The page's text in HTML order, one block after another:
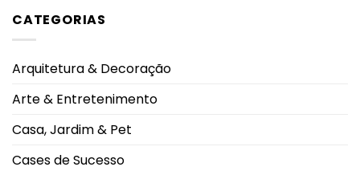
no
Destaque
By
Me
loja
Vinhedos
nova
da
marca
CATEGORIAS
Arquitetura & Decoração
Arte & Entretenimento
Casa, Jardim & Pet
Cases de Sucesso